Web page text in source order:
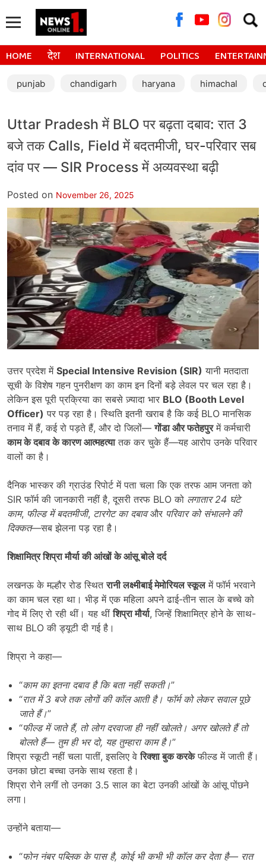
for:
HOME देश INTERNATIONAL POLITICS
punjab chandigarh haryana himachal
Uttar Pradesh में BLO पर बढ़ता दबाव: रात 3
बजे तक Calls, Field में बदतमीजी, घर-परिवार सब
दांव पर — SIR Process में अव्यवस्था बढ़ी
Posted on November 26, 2025
उत्तर प्रदेश में Special Intensive Revision (SIR) यानी मतदाता
सूची के विशेष गहन पुनरीक्षण का काम इन दिनों बड़े लेवल पर चल रहा है।
लेकिन इस पूरी प्रक्रिया का सबसे ज़्यादा भार BLO (Booth Level
Officer) पर पड़ रहा है। स्थिति इतनी खराब है कि कई BLO मानसिक
तनाव में हैं, कई रो पड़ते हैं, और दो जिलों—गोंडा और फतेहपुरमें कर्मचारी
काम के दबाव के कारण आत्महत्यातक कर चुके हैं—यह आरोप उनके परिवार
वालों का है।
दैनिक भास्कर की ग्राउंड रिपोर्ट में पता चला कि एक तरफ आम जनता को
SIR फॉर्म की जानकारी नहीं है, दूसरी तरफ BLO को लगातार24 घंटे
काम, फील्ड में बदतमीजी, टारगेट का दबावऔर परिवार को संभालने की
दिक्कत—सब झेलना पड़ रहा है।
शिक्षामित्र शिप्रा मौर्या की आंखों के आंसू बोले दर्द
लखनऊ के मल्हौर रोड स्थितरानी लक्ष्मीबाई मेमोरियल स्कूलमें फॉर्म भरवाने
का काम चल रहा था। भीड़ में एक महिला अपने ढाई-तीन साल के बच्चे को
गोद में लिए रो रही थीं। यह थींशिप्रा मौर्या, जिन्हें शिक्षामित्र होने के साथ-
साथ BLO की ड्यूटी दी गई है।
शिप्रा ने कहा—
“काम का इतना दबाव है कि बता नहीं सकती।”
“रात में3 बजे तक लोगों की कॉल आती है। फॉर्म को लेकर सवाल पूछे
जाते हैं।”
“फील्ड में जाते हैं, तो लोग दरवाजा ही नहीं खोलते। अगर खोलते हैं तो
बोलते हैं— तुम ही भर दो, यह तुम्हारा काम है।”
शिप्रा स्कूटी नहीं चला पातीं, इसलिए वेरिक्शा बुक करकेफील्ड में जाती हैं।
उनका छोटा बच्चा उनके साथ रहता है।
शिप्रा रोने लगीं तो उनका 3.5 साल का बेटा उनकी आंखों के आंसू पोंछने
लगा।
उन्होंने बताया—
“फोन नंबर पब्लिक के पास है, कोई भी कभी भी कॉल कर देता है— रात